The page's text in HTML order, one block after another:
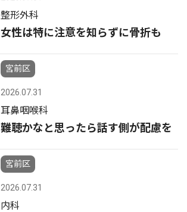
整形外科
女性は特に注意を知らずに骨折も
宮前区
2026.07.31
耳鼻咽喉科
難聴かなと思ったら話す側が配慮を
宮前区
2026.07.31
内科